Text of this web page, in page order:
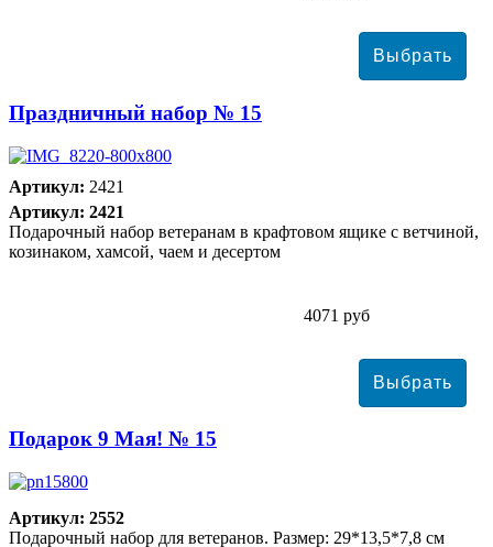
Праздничный набор № 15
Артикул: 2421
Артикул: 2421
Подарочный набор ветеранам в крафтовом ящике с ветчиной,
козинаком, хамсой, чаем и десертом
4071 руб
Подарок 9 Мая! № 15
Артикул: 2552
Подарочный набор для ветеранов. Размер: 29*13,5*7,8 см